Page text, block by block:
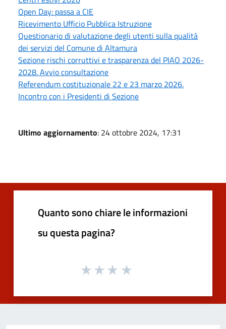
Open Day: passa a CIE
Ricevimento Ufficio Pubblica Istruzione
Questionario di valutazione degli utenti sulla qualità
dei servizi del Comune di Altamura
Sezione rischi corruttivi e trasparenza del PIAO 2026-
2028. Avvio consultazione
Referendum costituzionale 22 e 23 marzo 2026.
Incontro con i Presidenti di Sezione
Ultimo aggiornamento: 24 ottobre 2024, 17:31
Quanto sono chiare le informazioni
su questa pagina?